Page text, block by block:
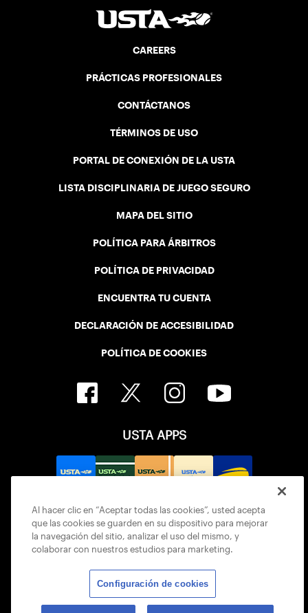
CAREERS
PRÁCTICAS PROFESIONALES
CONTÁCTANOS
TÉRMINOS DE USO
PORTAL DE CONEXIÓN DE LA USTA
LISTA DISCIPLINARIA DE JUEGO SEGURO
MAPA DEL SITIO
POLÍTICA PARA ÁRBITROS
POLÍTICA DE PRIVACIDAD
ENCUENTRA TU CUENTA
DECLARACIÓN DE ACCESIBILIDAD
POLÍTICA DE COOKIES
USTA APPS
© 2026 USTA ALL RIGHTS RESERVED
Al hacer clic en “Aceptar todas las cookies”, usted acepta
que las cookies se guarden en su dispositivo para mejorar
la navegación del sitio, analizar el uso del mismo, y
colaborar con nuestros estudios para marketing.
Configuración de cookies